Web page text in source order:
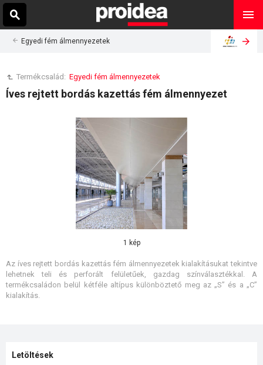
Egyedi fém álmennyezetek
Termékcsalád: Egyedi fém álmennyezetek
Íves rejtett bordás kazettás fém álmennyezet
1 kép
Az íves rejtett bordás kazettás fém álmennyezetek kialakításukat tekintve
lehetnek teli és perforált felületűek, gazdag színválasztékkal. A
termékcsaládon belül kétféle altípus különböztető meg az „S” és a „C”
kialakítás.
Letöltések